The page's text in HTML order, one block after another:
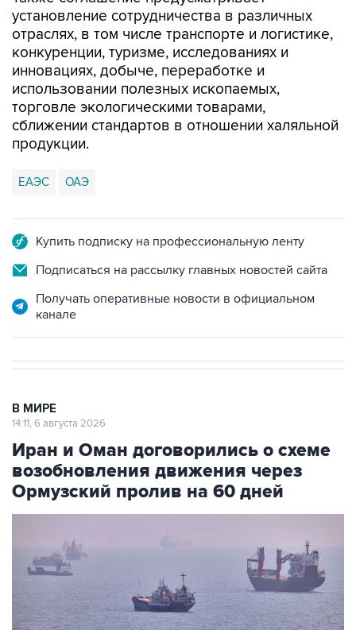
установление сотрудничества в различных
отраслях, в том числе транспорте и логистике,
конкуренции, туризме, исследованиях и
инновациях, добыче, переработке и
использовании полезных ископаемых,
торговле экологическими товарами,
сближении стандартов в отношении халяльной
продукции.
ЕАЭС ОАЭ
Купить подписку на профессиональную ленту
Подписаться на рассылку главных новостей сайта
Получать оперативные новости в официальном
канале
В МИРЕ
14:11, 6 августа 2026
Иран и Оман договорились о схеме
возобновления движения через
Ормузский пролив на 60 дней